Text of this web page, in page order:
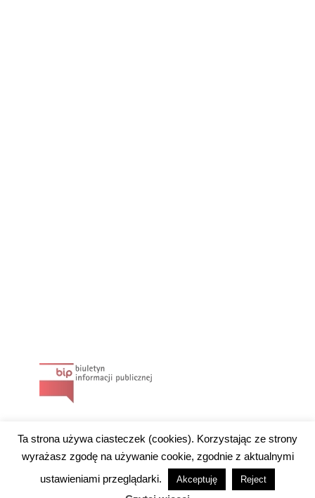
Ta strona używa ciasteczek (cookies). Korzystając ze strony
wyrażasz zgodę na używanie cookie, zgodnie z aktualnymi
ustawieniami przeglądarki.
Akceptuję Reject